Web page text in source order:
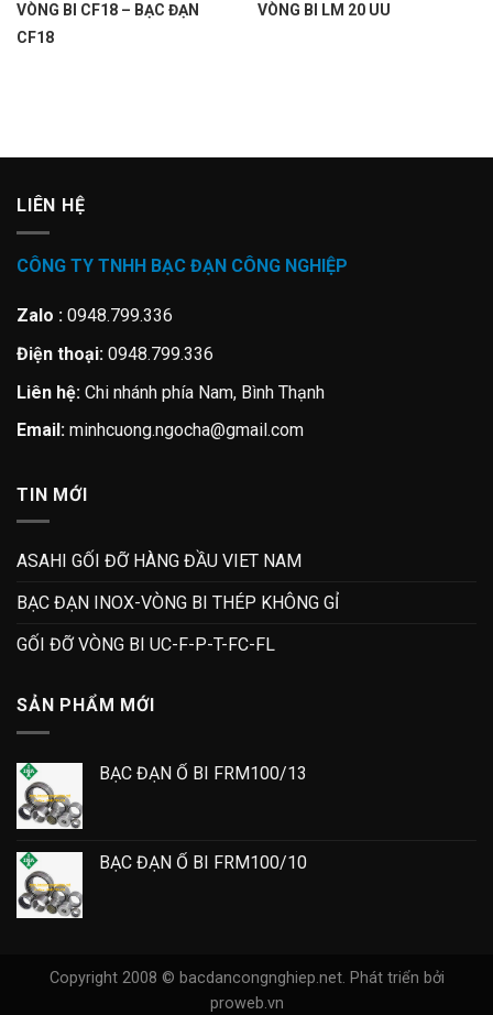
VÒNG BI CF18 – BẠC ĐẠN
CF18
VÒNG BI LM 20 UU
LIÊN HỆ
CÔNG TY TNHH BẠC ĐẠN CÔNG NGHIỆP
Zalo : 0948.799.336
Điện thoại: 0948.799.336
Liên hệ: Chi nhánh phía Nam, Bình Thạnh
Email: minhcuong.ngocha@gmail.com
TIN MỚI
ASAHI GỐI ĐỠ HÀNG ĐẦU VIET NAM
BẠC ĐẠN INOX-VÒNG BI THÉP KHÔNG GỈ
GỐI ĐỠ VÒNG BI UC-F-P-T-FC-FL
SẢN PHẨM MỚI
BẠC ĐẠN Ổ BI FRM100/13
BẠC ĐẠN Ổ BI FRM100/10
Copyright 2008 © bacdancongnghiep.net. Phát triển bởi
proweb.vn